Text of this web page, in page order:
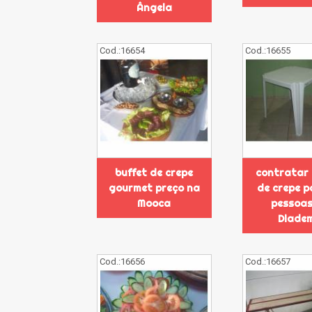
Ângela
Cod.:16654
buffet de crepe
gourmet preço na
Mooca
Cod.:16655
contratar
de crepe
Cod.:16656 Cod.:16657